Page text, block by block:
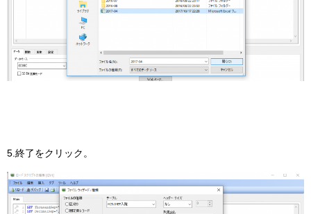
5.終了をクリック。